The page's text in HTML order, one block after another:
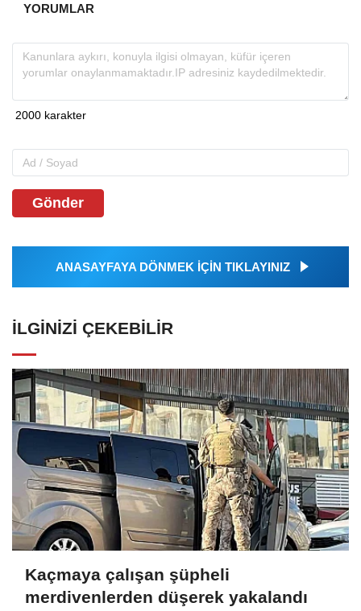
YORUMLAR
Gönder
ANASAYFAYA DÖNMEK İÇİN TIKLAYINIZ
İLGINIZI ÇEKEBILIR
Kaçmaya çalışan şüpheli
merdivenlerden düşerek yakalandı